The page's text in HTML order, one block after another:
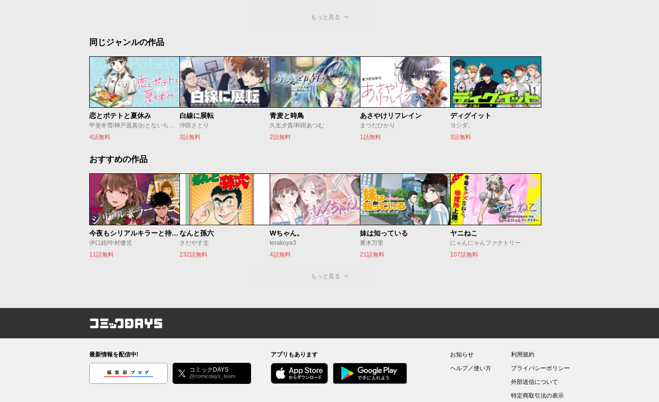
もっと見る
同じジャンルの作品
恋とポテトと夏休み
甲斐冬雪/神戸遥真/おとないちあき
4話無料
白線に展転
沖田さとり
3話無料
青麦と時鳥
久生夕貴/和田あつむ
2話無料
あさやけリフレイン
まつだひかり
1話無料
ディグイット
ヨシダ。
3話無料
おすすめの作品
今夜もシリアルキラーと待ち合わせ
伊口紺/中村優児
11話無料
なんと孫六
さだやす圭
232話無料
Wちゃん。
terakoya3
4話無料
妹は知っている
雁木万里
21話無料
ヤニねこ
にゃんにゃんファクトリー
107話無料
もっと見る
コミックDAYS
最新情報を配信中!
編集部ブログ コミックDAYS
@comicdays_team
アプリもあります
お知らせ
ヘルプ／使い方
利用規約
プライバシーポリシー
外部送信について
特定商取引法の表示